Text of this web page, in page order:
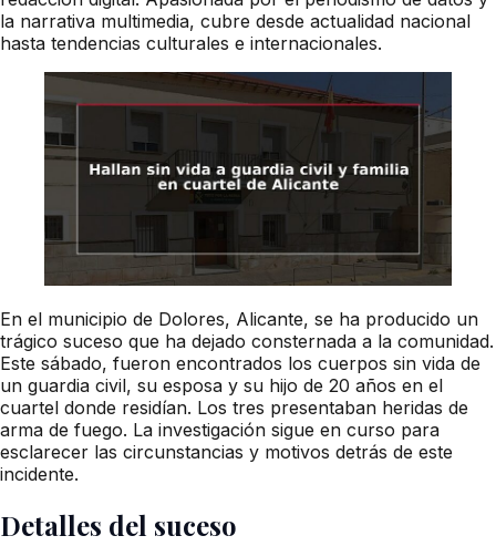
la narrativa multimedia, cubre desde actualidad nacional
hasta tendencias culturales e internacionales.
En el municipio de Dolores, Alicante, se ha producido un
trágico suceso que ha dejado consternada a la comunidad.
Este sábado, fueron encontrados los cuerpos sin vida de
un guardia civil, su esposa y su hijo de 20 años en el
cuartel donde residían. Los tres presentaban heridas de
arma de fuego. La investigación sigue en curso para
esclarecer las circunstancias y motivos detrás de este
incidente.
Detalles del suceso